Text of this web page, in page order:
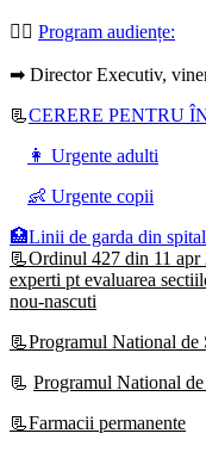
👩‍⚕️ Program audiențe:
➡ Director Executiv,
📃CERERE PENTRU
👩 Urgente adulti
👶 Urgente copii
🏥Linii de garda din
📃Ordinul 427 din 11
experti pt evaluarea
nou-nascuti
📃Programul National
📃 Programul National
📃Farmacii permanente